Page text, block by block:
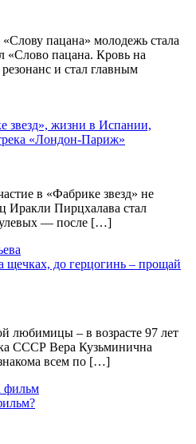
пацана» молодежь стала
«Слово пацана. Кровь на
и стал главным
жизни в Испании,
«Лондон-Париж»
в «Фабрике звезд» не
Иракли Пирцхалава стал
— после […]
щечках, до герцогинь – прощай
любимицы – в возрасте 97 лет
СССР Вера Кузьминична
всем по […]